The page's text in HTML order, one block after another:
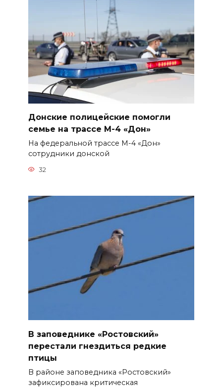
Донские полицейские помогли
семье на трассе М-4 «Дон»
На федеральной трассе М-4 «Дон»
сотрудники донской
32
В заповеднике «Ростовский»
перестали гнездиться редкие
птицы
В районе заповедника «Ростовский»
зафиксирована критическая